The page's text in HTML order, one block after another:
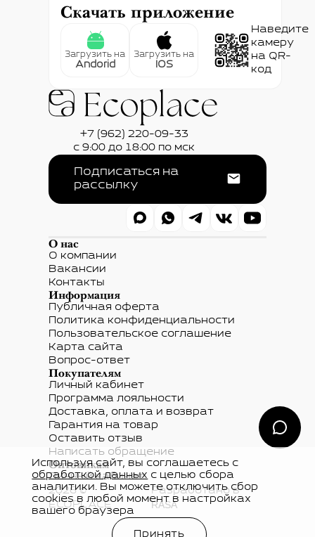
Скачать приложение
Загрузить на
Andorid
Загрузить на
IOS
Наведите
камеру
на QR-
код
+7 (962) 220-09-33
с 9:00 до 18:00 по мск
Подписаться на
рассылку
О нас
О компании
Вакансии
Контакты
Информация
Публичная оферта
Политика конфиденциальности
Пользовательское соглашение
Карта сайта
Вопрос-ответ
Покупателям
Личный кабинет
Программа лояльности
Доставка, оплата и возврат
Гарантия на товар
Оставить отзыв
Написать обращение
Оптовикам
Личный кабинет
2026 ©
ECOPLACE
Разработано в
RASA
Используя сайт, вы соглашаетесь с
обработкой данных с целью сбора
аналитики. Вы можете отключить сбор
cookies в любой момент в настройках
вашего браузера
Принять